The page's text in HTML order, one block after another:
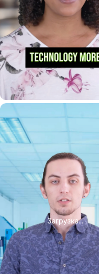
Загрузка...